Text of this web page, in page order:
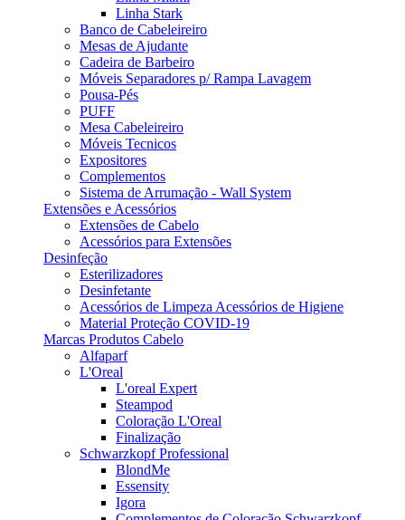
Linha Stark
Banco de Cabeleireiro
Mesas de Ajudante
Cadeira de Barbeiro
Móveis Separadores p/ Rampa Lavagem
Pousa-Pés
PUFF
Mesa Cabeleireiro
Móveis Tecnicos
Expositores
Complementos
Sistema de Arrumação - Wall System
Extensões e Acessórios
Extensões de Cabelo
Acessórios para Extensões
Desinfeção
Esterilizadores
Desinfetante
Acessórios de Limpeza Acessórios de Higiene
Material Proteção COVID-19
Marcas Produtos Cabelo
Alfaparf
L'Oreal
L'oreal Expert
Steampod
Coloração L'Oreal
Finalização
Schwarzkopf Professional
BlondMe
Essensity
Igora